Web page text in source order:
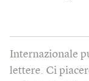
Internazionale
lettere. Ci